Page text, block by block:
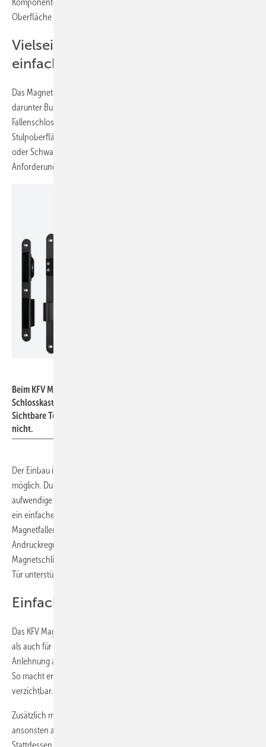
Oberfläche entsteht.
Vielseitige Einsatzmöglichkeiten und
einfache Montage
Das Magnetschloss 116 ist in verschiedenen Ausführungen erhältlich,
darunter Buntbart-, WC- und Profilzylindervarianten sowie als reines
Fallenschloss. Verschiedene Dornmaße (55 und 65 mm) und mehrere
Stulpoberflächen – Edelstahl matt gebürstet, Edelstahl poliert, Weiß
oder Schwarz – bieten Anpassungsmöglichkeiten für unterschiedliche
Anforderungen.
Beim KFV Magnetschloss 116 liegt die Falle bei geöffneter Tür im
Schlosskasten versenkt und schließt bündig mit der Stulp ab.
Sichtbare Technik mit hervorstehenden Ecken und Kanten gibt es
nicht.
Der Einbau ist sowohl in neuen Türen als auch als Nachrüstung
möglich. Durch den Verzicht auf ein Lappenschließblech entfällt die
aufwendige manuelle Bearbeitung des Türrahmens. Stattdessen reicht
ein einfacher Fräsvorgang, um das Schloss zu montieren. Die
Magnetfallenhinterfütterung ermöglicht eine einfache
Andruckregulierung, während der in das Schließblech integrierte
Magnetschlitten das automatische Nachstellen beim Absacken der
Tür unterstützt.
Einfach zu verarbeiten
Das KFV Magnetschloss eignet sich sowohl zum Einbau in neue Türen
als auch für die Nachrüstung. Dabei erlaubt der Schlossaufbau in
Anlehnung an DIN 18251-1 spürbare Zeit- und Kosteneinsparungen.
So macht er in der Fertigung die Neueinstellung der Maschinen
verzichtbar.
Zusätzlich macht der Verzicht auf ein Lappenschließblech die
ansonsten aufwendige manuelle Bearbeitung des Rahmens hinfällig.
Stattdessen ist lediglich ein einfacher Fräsvorgang erforderlich, der